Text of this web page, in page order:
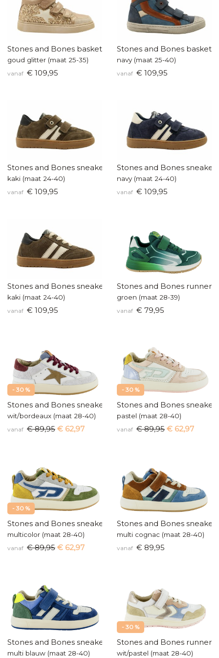
Stones and Bones basketters
goud glitter (maat 25-35)
vanaf € 109,95
Stones and Bones
navy (maat 25-40)
vanaf € 109,95
Stones and Bones sneakers
kaki (maat 24-40)
vanaf € 109,95
Stones and Bones sneakers
navy (maat 24-40)
vanaf € 109,95
Stones and Bones sneakers
kaki (maat 24-40)
vanaf € 109,95
Stones and Bones runners
groen (maat 28-39)
vanaf € 79,95
- 30 %
Stones and Bones sneakers
wit/bordeaux (maat 28-40)
vanaf € 89,95 € 62,97
- 30 %
Stones and Bones sneakers
pastel (maat 28-40)
vanaf € 89,95 € 62,97
- 30 %
Stones and Bones sneakers
multicolor (maat 28-40)
vanaf € 89,95 € 62,97
Stones and Bones sneakers
multi cognac (maat 28-40)
vanaf € 89,95
Stones and Bones sneakers
multi blauw (maat 28-40)
- 30 %
Stones and Bones runners
wit/pastel (maat 28-40)